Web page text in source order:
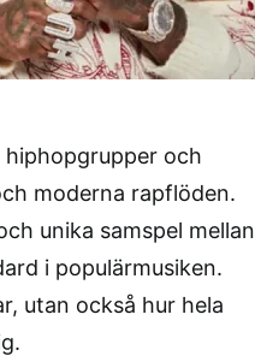
och
moderna rapflöden.
unika samspel mellan
i populärmusiken.
utan också hur hela